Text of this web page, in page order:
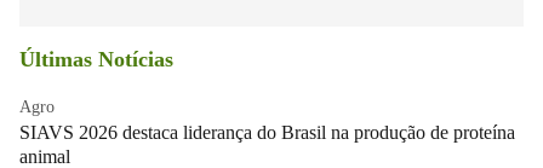
Últimas Notícias
Agro
SIAVS 2026 destaca liderança do Brasil na produção de proteína
animal